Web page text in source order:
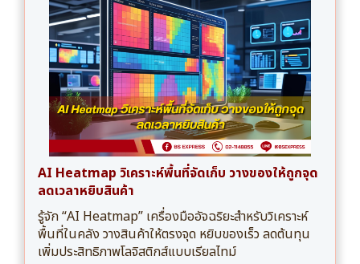
AI Heatmap วิเคราะห์พื้นที่จัดเก็บ วางของให้ถูกจุด
ลดเวลาหยิบสินค้า
รู้จัก “AI Heatmap” เครื่องมืออัจฉริยะสำหรับวิเคราะห์
พื้นที่ในคลัง วางสินค้าให้ตรงจุด หยิบของเร็ว ลดต้นทุน
เพิ่มประสิทธิภาพโลจิสติกส์แบบเรียลไทม์